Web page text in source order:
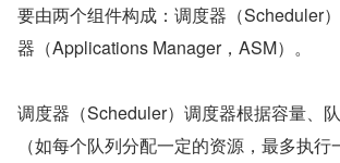
要由两个组件构成：调度器（Scheduler
器（Applications Manager，ASM）。
调度器（Scheduler）调度器根据容量、
（如每个队列分配一定的资源，最多执